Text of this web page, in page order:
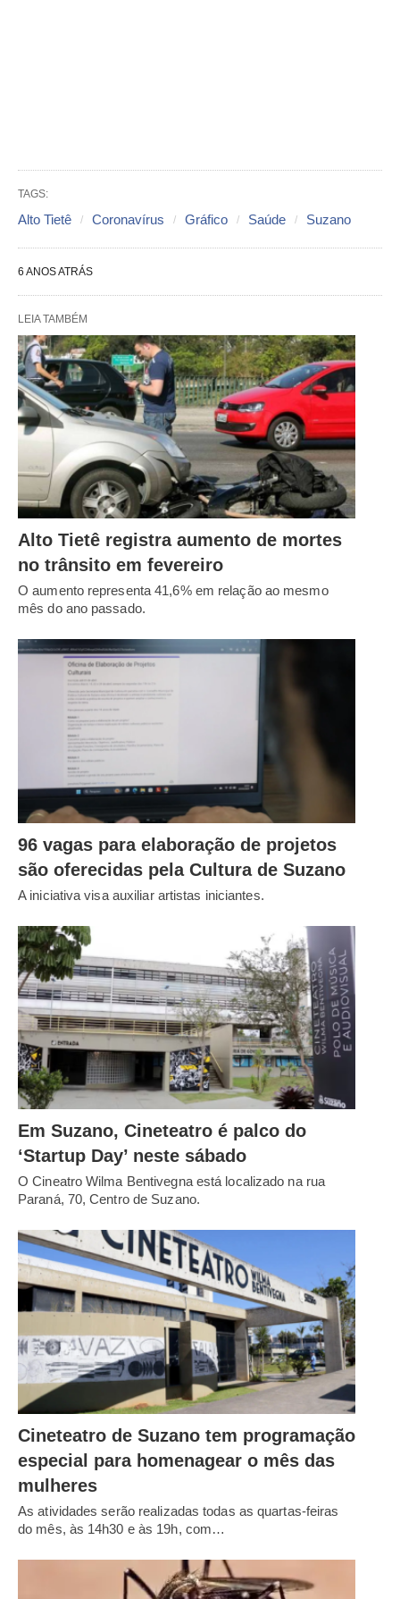
TAGS:
Alto Tietê Coronavírus Gráfico Saúde Suzano
6 ANOS ATRÁS
LEIA TAMBÉM
Alto Tietê registra aumento de mortes
no trânsito em fevereiro
O aumento representa 41,6% em relação ao mesmo
mês do ano passado.
96 vagas para elaboração de projetos
são oferecidas pela Cultura de Suzano
A iniciativa visa auxiliar artistas iniciantes.
Em Suzano, Cineteatro é palco do
‘Startup Day’ neste sábado
O Cineatro Wilma Bentivegna está localizado na rua
Paraná, 70, Centro de Suzano.
Cineteatro de Suzano tem programação
especial para homenagear o mês das
mulheres
As atividades serão realizadas todas as quartas-feiras
do mês, às 14h30 e às 19h, com…